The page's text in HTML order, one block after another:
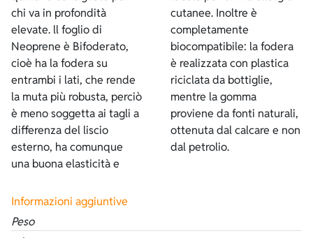
chi va in profondità
elevate. ll foglio di
Neoprene è Bifoderato,
cioè ha la fodera su
entrambi i lati, che rende
la muta più robusta, perciò
è meno soggetta ai tagli a
differenza del liscio
esterno, ha comunque
una buona elasticità e
cutanee. Inoltre è
completamente
biocompatibile: la fodera
è realizzata con plastica
riciclata da bottiglie,
mentre la gomma
proviene da fonti naturali,
ottenuta dal calcare e non
dal petrolio.
Informazioni aggiuntive
Peso